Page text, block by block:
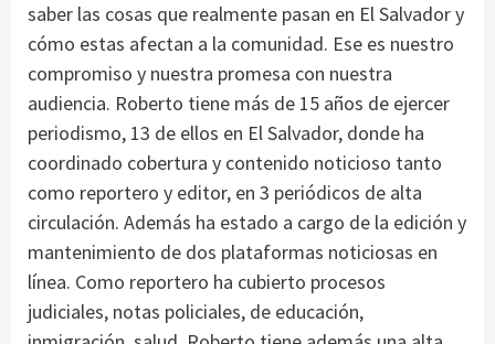
saber las cosas que realmente pasan en El Salvador y
cómo estas afectan a la comunidad. Ese es nuestro
compromiso y nuestra promesa con nuestra
audiencia. Roberto tiene más de 15 años de ejercer
periodismo, 13 de ellos en El Salvador, donde ha
coordinado cobertura y contenido noticioso tanto
como reportero y editor, en 3 periódicos de alta
circulación. Además ha estado a cargo de la edición y
mantenimiento de dos plataformas noticiosas en
línea. Como reportero ha cubierto procesos
judiciales, notas policiales, de educación,